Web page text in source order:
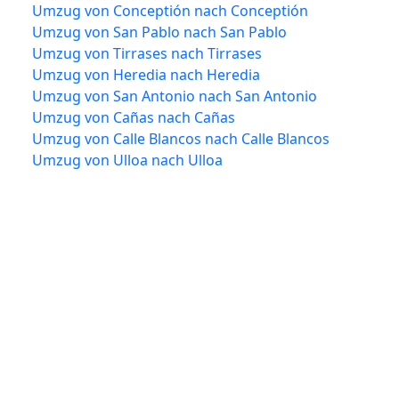
Umzug von Conceptión nach Conceptión
Umzug von San Pablo nach San Pablo
Umzug von Tirrases nach Tirrases
Umzug von Heredia nach Heredia
Umzug von San Antonio nach San Antonio
Umzug von Cañas nach Cañas
Umzug von Calle Blancos nach Calle Blancos
Umzug von Ulloa nach Ulloa